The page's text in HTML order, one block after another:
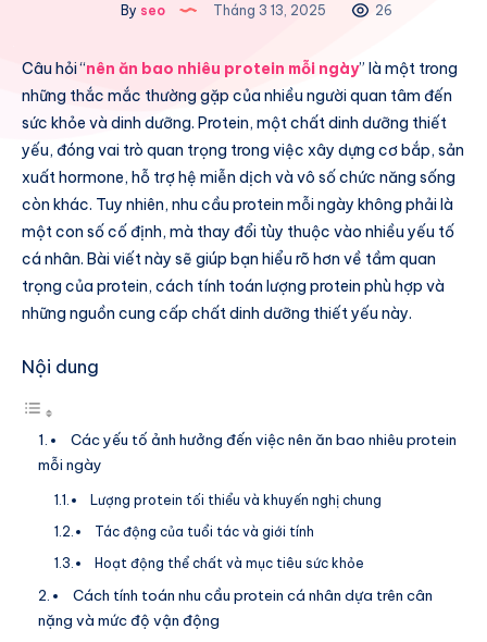
By seo Tháng 3 13, 2025 26
Câu hỏi “nên ăn bao nhiêu protein mỗi ngày” là một trong
những thắc mắc thường gặp của nhiều người quan tâm đến
sức khỏe và dinh dưỡng. Protein, một chất dinh dưỡng thiết
yếu, đóng vai trò quan trọng trong việc xây dựng cơ bắp, sản
xuất hormone, hỗ trợ hệ miễn dịch và vô số chức năng sống
còn khác. Tuy nhiên, nhu cầu protein mỗi ngày không phải là
một con số cố định, mà thay đổi tùy thuộc vào nhiều yếu tố
cá nhân. Bài viết này sẽ giúp bạn hiểu rõ hơn về tầm quan
trọng của protein, cách tính toán lượng protein phù hợp và
những nguồn cung cấp chất dinh dưỡng thiết yếu này.
Nội dung
Các yếu tố ảnh hưởng đến việc nên ăn bao nhiêu protein
mỗi ngày
Lượng protein tối thiểu và khuyến nghị chung
Tác động của tuổi tác và giới tính
Hoạt động thể chất và mục tiêu sức khỏe
Cách tính toán nhu cầu protein cá nhân dựa trên cân
nặng và mức độ vận động